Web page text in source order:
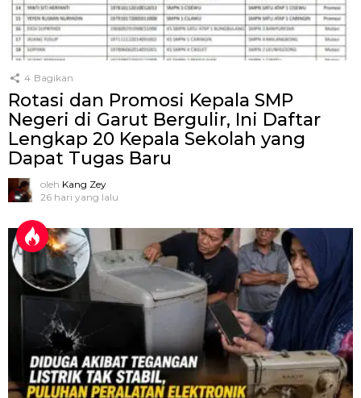
4 Bagikan
Rotasi dan Promosi Kepala SMP
Negeri di Garut Bergulir, Ini Daftar
Lengkap 20 Kepala Sekolah yang
Dapat Tugas Baru
oleh Kang Zey
26 hari yang lalu